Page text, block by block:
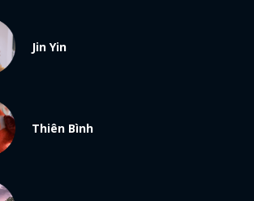
Jin Yin
Thiên Bình